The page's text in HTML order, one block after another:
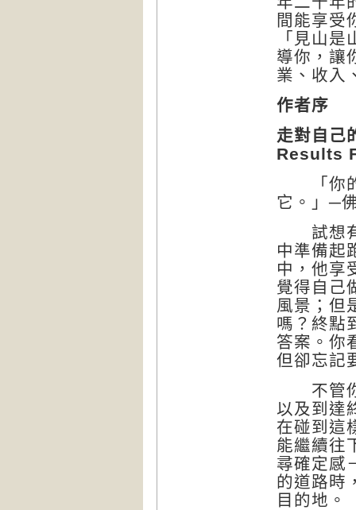
間能享受
「見山
導你，讓
業、收入
作者序
走對自己
Results
「你的
它。」─
試想有
中準備起
中，他享
覺得自己
風景；但
嗎？終點
答案。你
但卻忘記
不管你
以及到達
在碰到這
能繼續往
尋確定感
的道路時
目的地。